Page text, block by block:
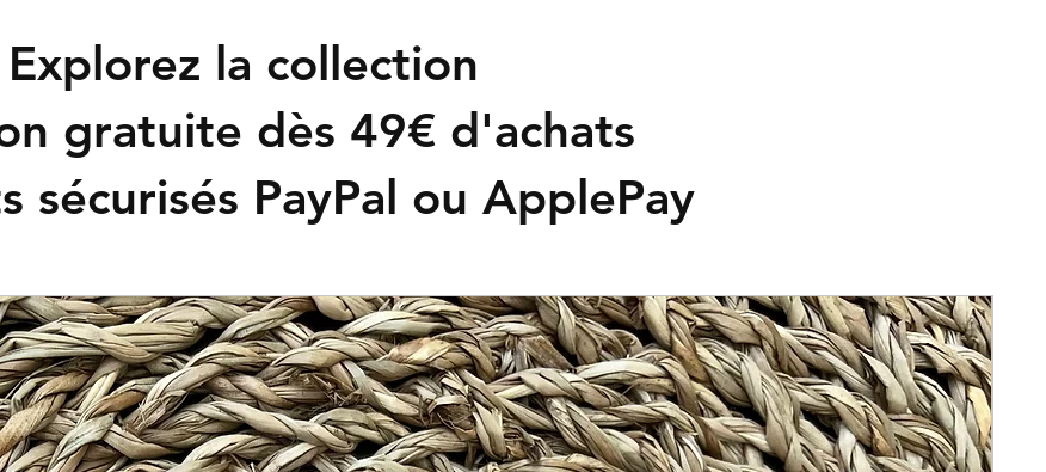
Explorez la collection
gratuite dès 49€ d'achats
sécurisés PayPal ou ApplePay